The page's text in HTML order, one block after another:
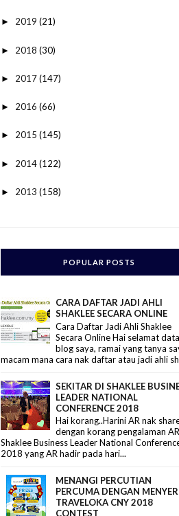
► 2019(21)
► 2018(30)
► 2017(147)
► 2016(66)
► 2015(145)
► 2014(122)
► 2013(158)
POPULAR POSTS
CARA DAFTAR JADI AHLI
SHAKLEE SECARA ONLINE
Cara Daftar Jadi Ahli Shaklee
Secara Online Hai selamat
blog saya, ramai yang tanya
macam mana cara nak daftar atau jadi ahli
SEKITAR DI SHAKLEE
LEADER NATIONAL
CONFERENCE 2018
Hai korang..Harini AR nak
dengan korang pengalaman
Shaklee Business Leader National
2018 yang AR hadir pada hari...
MENANGI PERCUTIAN
PERCUMA DENGAN
TRAVELOKA CNY 2018
CONTEST